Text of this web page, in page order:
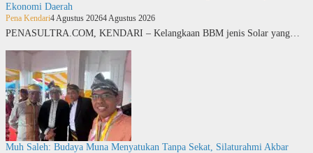
Ekonomi Daerah
Pena Kendari4 Agustus 20264 Agustus 2026
PENASULTRA.COM, KENDARI – Kelangkaan BBM jenis Solar yang…
Muh Saleh: Budaya Muna Menyatukan Tanpa Sekat, Silaturahmi Akbar